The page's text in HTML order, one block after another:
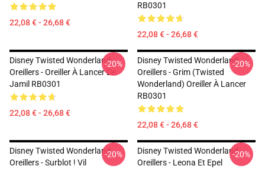
22,08 € - 26,68 €
RB0301
22,08 € - 26,68 €
Disney Twisted Wonderland
Oreillers - Oreiller À Lancer De
Jamil RB0301
22,08 € - 26,68 €
-20%
Disney Twisted Wonderland
Oreillers - Grim (Twisted
Wonderland) Oreiller À Lancer
RB0301
22,08 € - 26,68 €
-20%
Disney Twisted Wonderland
Oreillers - Surblot ! Vil
-20%
Disney Twisted Wonderland
Oreillers - Leona Et Epel
-20%